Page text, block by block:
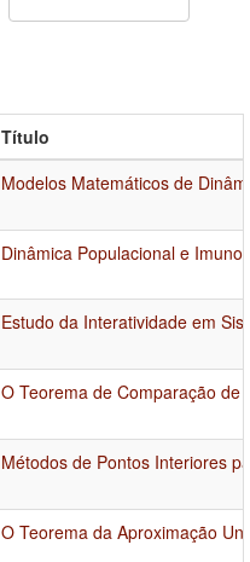
Título
Modelos Matemáticos de
Dinâmica Populacional e
Estudo da Interatividade em
O Teorema de Comparação de
Métodos de Pontos Interiores
O Teorema da Aproximação